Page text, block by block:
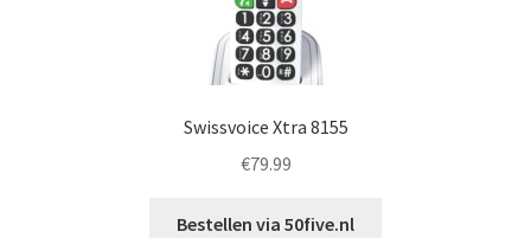
Swissvoice Xtra 8155
€79.99
Bestellen via 50five.nl